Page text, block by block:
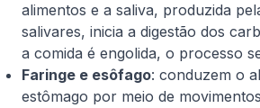
alimentos e a saliva, produzida
salivares, inicia a digestão dos
a comida é engolida, o processo
Faringe e esôfago: conduzem o
estômago por meio de